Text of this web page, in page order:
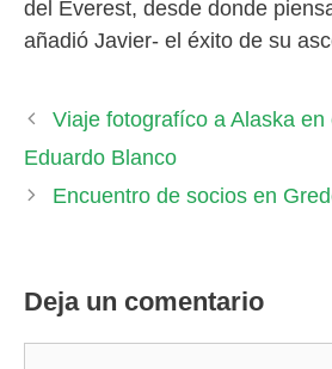
del Everest, desde donde
añadió Javier- el éxito de su
Viaje fotografíco a Alaska en
Eduardo Blanco
Encuentro de socios en
Deja un comentario